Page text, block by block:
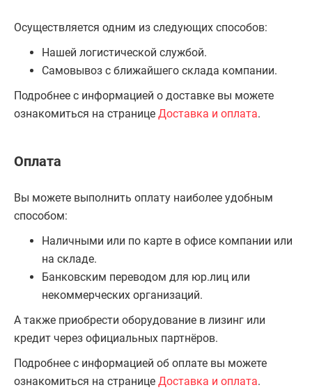
Осуществляется одним из следующих способов:
Нашей логистической службой.
Самовывоз с ближайшего склада компании.
Подробнее с информацией о доставке вы можете
ознакомиться на странице Доставка и оплата.
Оплата
Вы можете выполнить оплату наиболее удобным
способом:
Наличными или по карте в офисе компании или
на складе.
Банковским переводом для юр.лиц или
некоммерческих организаций.
А также приобрести оборудование в лизинг или
кредит через официальных партнёров.
Подробнее с информацией об оплате вы можете
ознакомиться на странице Доставка и оплата.